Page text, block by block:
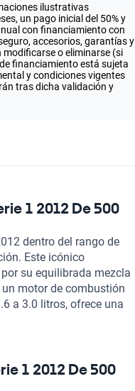
ilustrativas
un pago inicial del 50% y
con financiamiento con
accesorios, garantías y
modificarse o eliminarse (si
financiamiento está sujeta
y condiciones vigentes
tras dicha validación y
1 2012 De 500
dentro del rango de
Este icónico
su equilibrada mezcla
motor de combustión
a 3.0 litros, ofrece una
335 caballos de
se caracteriza por
y tela, garantizando
1 2012 De 500